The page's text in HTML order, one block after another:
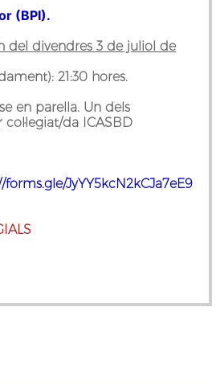
(BPI).
del divendres 3 de juliol de
21:30 hores.
en parella. Un dels
da ICASBD
forms.gle/JyYY5kcN2kCJa7eE9